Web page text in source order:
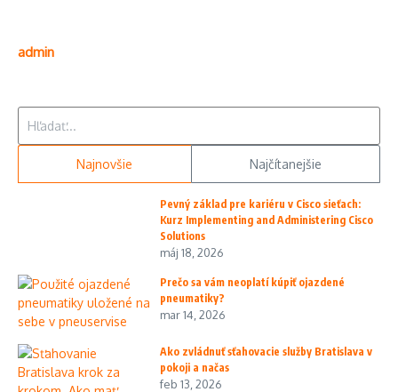
admin
Najnovšie Najčítanejšie
Pevný základ pre kariéru v Cisco sieťach:
Kurz Implementing and Administering Cisco
Solutions
máj 18, 2026
Prečo sa vám neoplatí kúpiť ojazdené
pneumatiky?
mar 14, 2026
Ako zvládnuť sťahovacie služby Bratislava v
pokoji a načas
feb 13, 2026